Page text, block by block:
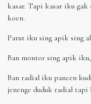
kasar. Tapi kasar iku
koen.
Parut iku sing apik sing
Ban montor sing apik
Ban radial iku pancen
jenenge duduk radial tapi